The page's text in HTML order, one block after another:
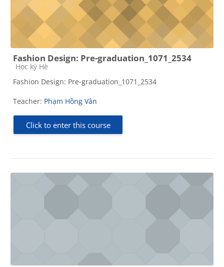
Fashion Design: Pre-graduation_1071_2534
Course category
Học kỳ Hè
Fashion Design: Pre-graduation_1071_2534
Teacher: Phạm Hồng Vân
Click to enter this course